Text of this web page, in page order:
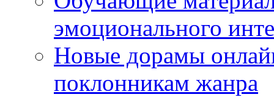
эмоционального
Новые дорамы
поклонникам жанра